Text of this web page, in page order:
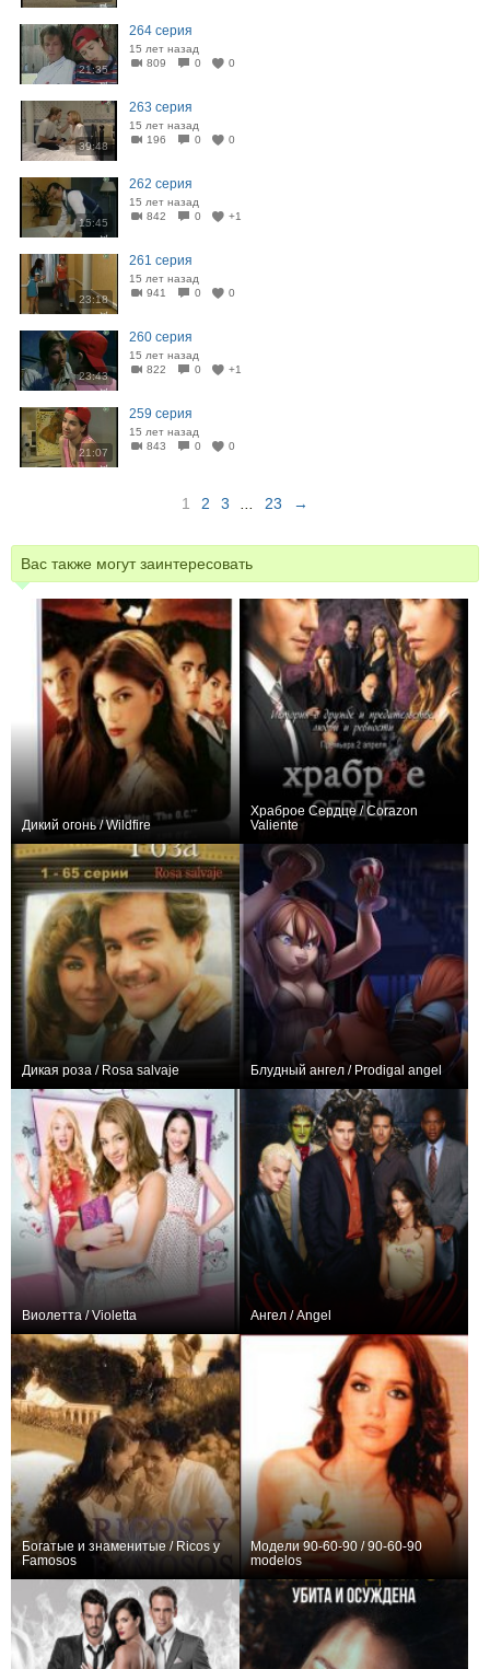
21:35
264 серия
15 лет назад
809
0 0
39:48
263 серия
15 лет назад
196
0 0
15:45
262 серия
15 лет назад
842
0 +1
23:18
261 серия
15 лет назад
941
0 0
23:43
260 серия
15 лет назад
822
0 +1
21:07
259 серия
15 лет назад
843
0 0
1 2 3 23 →
Вас также могут заинтересовать
Дикий огонь / Wildfire
Храброе Сердце / Corazon
Valiente
Дикая роза / Rosa salvaje Блудный ангел / Prodigal angel
Виолетта / Violetta Ангел / Angel
Богатые и знаменитые / Ricos y
Famosos
Модели 90-60-90 / 90-60-90
modelos